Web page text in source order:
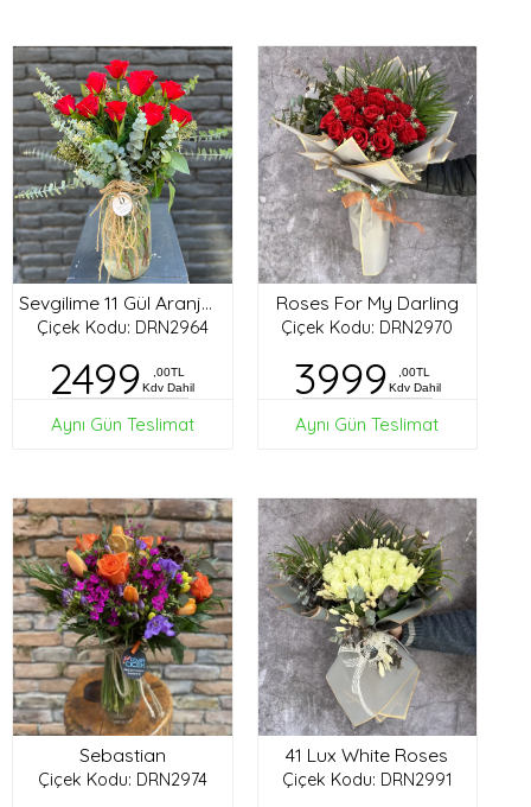
Sevgilime 11 Gül Aranjman
Çiçek Kodu: DRN2964
2499
,00TL
Kdv Dahil
Aynı Gün Teslimat
Roses For My Darling
Çiçek Kodu: DRN2970
3999
,00TL
Kdv Dahil
Aynı Gün Teslimat
Sebastian
Çiçek Kodu: DRN2974
41 Lux White Roses
Çiçek Kodu: DRN2991